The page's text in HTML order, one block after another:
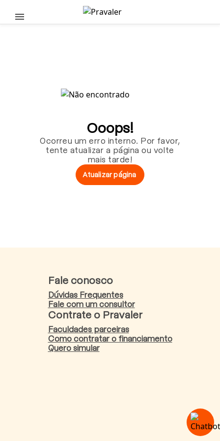
Pular para o conteúdo principal
Ooops!
Ocorreu um erro interno. Por favor,
tente atualizar a página ou volte
mais tarde!
Atualizar página
Fale conosco
Dúvidas Frequentes
Fale com um consultor
Contrate o Pravaler
Faculdades parceiras
Como contratar o financiamento
Quero simular